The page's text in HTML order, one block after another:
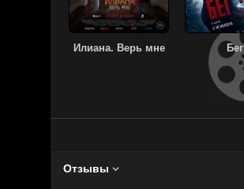
Илиана. Верь мне Бег
Отзывы 